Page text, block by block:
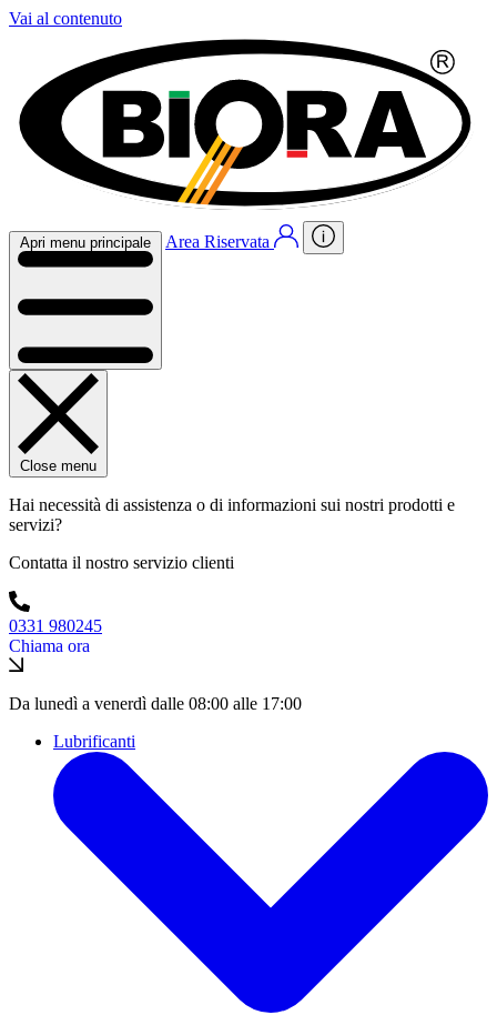
Vai al contenuto
Apri menu principale Area Riservata
Close menu
Hai necessità di assistenza o di informazioni sui nostri prodotti e
servizi?
Contatta il nostro servizio clienti
0331 980245
Chiama ora
Da lunedì a venerdì dalle 08:00 alle 17:00
Lubrificanti